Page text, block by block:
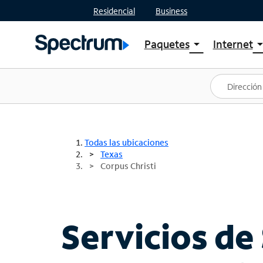
Residencial Business
Paquetesarrow_drop_down
Ver paquetes
Spectrum One
Mejores ofertas
Internetarrow_drop_down
Planes
Todas las ubicaciones
Texas
Corpus Christi
Servicios